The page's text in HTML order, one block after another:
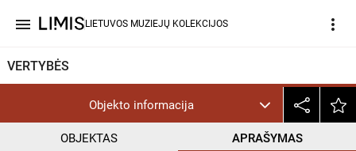
menu LIETUVOS MUZIEJŲ KOLEKCIJOS more_vert
VERTYBĖS
Objekto informacija
OBJEKTAS APRAŠYMAS